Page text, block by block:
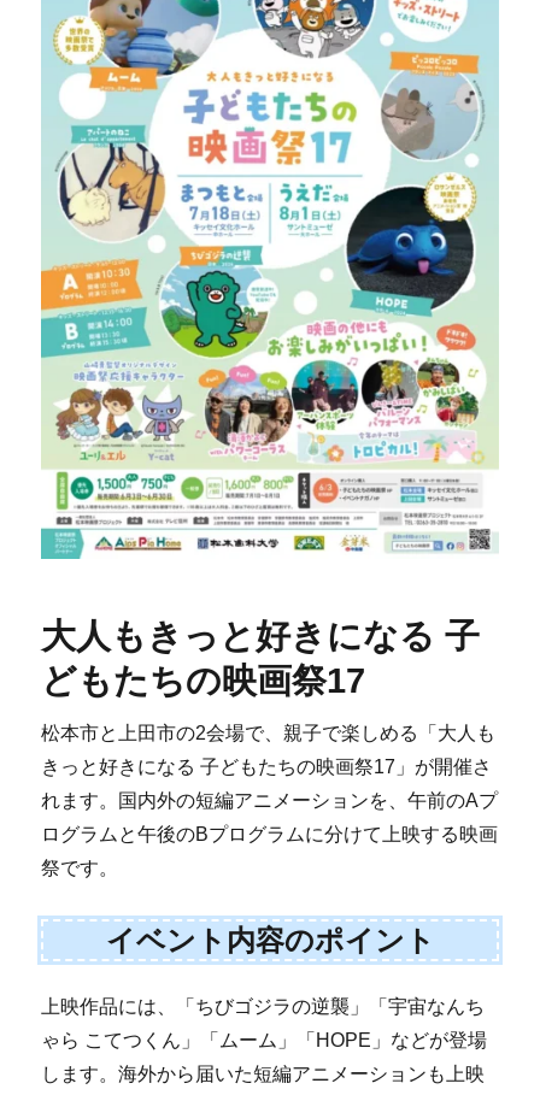
大人もきっと好きになる 子
どもたちの映画祭17
松本市と上田市の2会場で、親子で楽しめる「大人も
きっと好きになる 子どもたちの映画祭17」が開催さ
れます。国内外の短編アニメーションを、午前のAプ
ログラムと午後のBプログラムに分けて上映する映画
祭です。
イベント内容のポイント
上映作品には、「ちびゴジラの逆襲」「宇宙なんち
ゃら こてつくん」「ムーム」「HOPE」などが登場
します。海外から届いた短編アニメーションも上映